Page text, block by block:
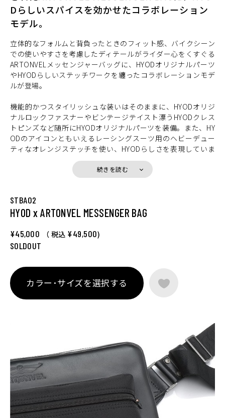
Dらしいスパイスを効かせたコラボレーション
モデル。
立体的なフォルムと背負ったときのフィット感、バイクシーン
での使いやすさを考慮したディテールがライダー心をくすぐる
ARTONVELメッセンジャーバッグに、HYODオリジナルパーツ
やHYODらしいステッチワークを纏ったコラボレーションモデ
ルが登場。
機能的かつスタイリッシュな装いはそのままに、HYODオリジ
ナルロックファスナーやビンテージテイスト漂うHYODクレス
トピンズなど随所にHYODオリジナルパーツを装備。また、HY
ODのアイコンともいえるレーシングスーツ用のヘビーデュー
ティなオレンジステッチを使い、HYODらしさを表現していま
素材には、フルグレインカウハイドと耐摩耗性、防水性、軽
量、高い耐水性を持つ合成ナイロンを組み合わせ、スタイリッ
ライダーにとってのうれしいこだわりも満載で、13インチのノ
グにも適したサイズ感。
また、バイクに跨っている際のバッグの中身の取り出しやすさ
バッグを引き寄せた際には、体に対してバッグの開口部が垂直
になるよう考えられており、荷物の出し入れがとてもスムーズ
で使いやすく、ショルダーベルトの取り付け角度はバイク専用
設計ならでは。
しが可能。本体の底面にラバー素材を使い、過酷なツーリング
シーンでの使用にも耐えうる作りなど、随所にバイクシーンで
の使用を考慮した仕様になっています。
モーターサイクル専用に開発されたにハイスペックなマテリア
ル、エレガントなデザイン、そしてクオリティの高い技術で縫
製されたアイテムは一見の価値あり。
バイクシーンにとどまらず、シティユースからビジネスシーン
まで幅広く使用できるメッセンジャーバッグ。
続きを読む
STBA02
HYOD x ARTONVEL MESSENGER BAG
¥45,000 （ 税込 ¥49,500)
SOLDOUT
カラー･サイズを選択する